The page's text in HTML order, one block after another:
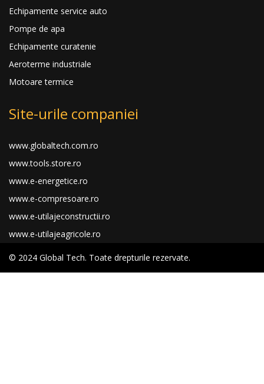
Echipamente service auto
Pompe de apa
Echipamente curatenie
Aeroterme industriale
Motoare termice
Site-urile companiei
www.globaltech.com.ro
www.tools.store.ro
www.e-energetice.ro
www.e-compresoare.ro
www.e-utilajeconstructii.ro
www.e-utilajeagricole.ro
© 2024 Global Tech. Toate drepturile rezervate.